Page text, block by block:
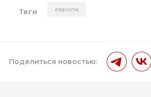
Теги европа
Поделиться новостью: